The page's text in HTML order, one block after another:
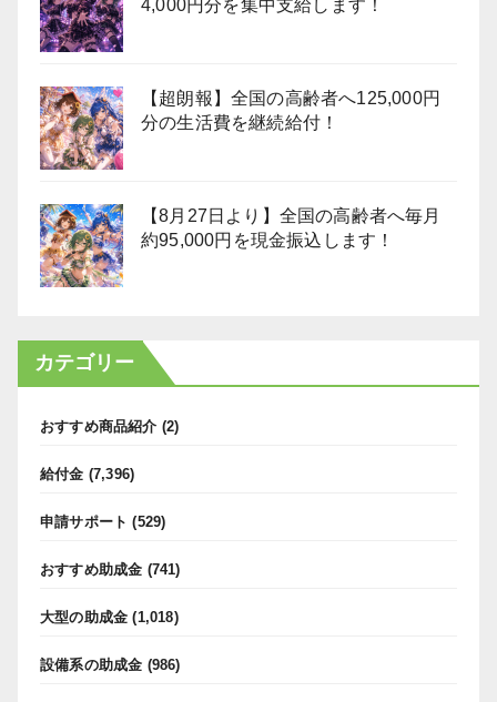
4,000円分を集中支給します！
【超朗報】全国の高齢者へ125,000円
分の生活費を継続給付！
【8月27日より】全国の高齢者へ毎月
約95,000円を現金振込します！
カテゴリー
おすすめ商品紹介 (2)
給付金 (7,396)
申請サポート (529)
おすすめ助成金 (741)
大型の助成金 (1,018)
設備系の助成金 (986)